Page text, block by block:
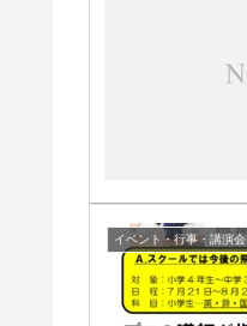
イベント・行事・講演会